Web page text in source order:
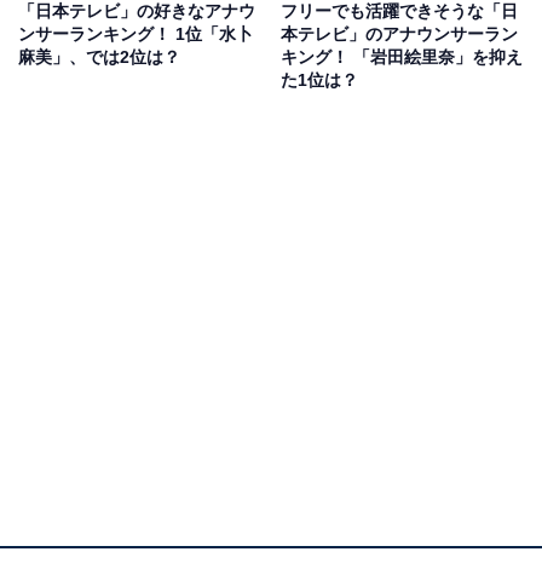
ら」（30代男性／宮崎県）、「スポーツマンのようなか
っこよさを感じます」（60代男性／兵庫県）といった声
「日本テレビ」の好きなアナウ
ンサーランキング！ 1位「水卜
麻美」、では2位は？
フリーでも活躍できそうな「日
本テレビ」のアナウンサーラン
キング！ 「岩田絵里奈」を抑え
た1位は？